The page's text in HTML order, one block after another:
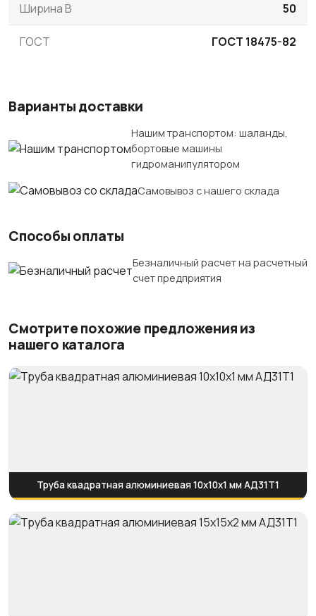
Ширина B 50
ГОСТ ГОСТ 18475-82
Варианты доставки
Нашим транспортом: шаланды,
бортовые машины
гидроманипулятором
Самовывоз с нашего склада
Способы оплаты
Безналичный расчет на расчетный
счет предприятия
Смотрите похожие предложения из
нашего каталога
Труба квадратная алюминиевая 10х10х1 мм АД31Т1